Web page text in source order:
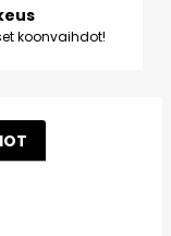
koonvaihdot!